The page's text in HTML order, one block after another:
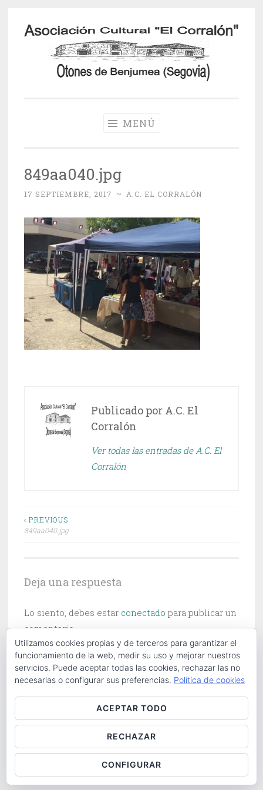
Saltar
contenido
MENÚ
849aa040.jpg
17 SEPTIEMBRE, 2017 ~ A.C. EL CORRALÓN
Publicado por A.C. El
Corralón
Ver todas las entradas de A.C. El
Corralón
Navegación
‹ PREVIOUS
849aa040.jpg
Deja una respuesta
Lo siento, debes estar conectado para publicar un
comentario.
CONTACT |COOKIES POLICY
Utilizamos cookies propias y de terceros para garantizar el
funcionamiento de la web, medir su uso y mejorar nuestros
servicios. Puede aceptar todas las cookies, rechazar las no
necesarias o configurar sus preferencias. Política de cookies
ACEPTAR TODO
RECHAZAR
CONFIGURAR